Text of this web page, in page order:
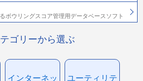
ボウリングスコア管理用データベースソフト
ゴリーから選ぶ
インターネッ
ユーティリテ